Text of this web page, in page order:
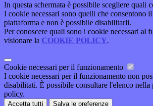
In questa schermata è possibile scegliere quali
I cookie necessari sono quelli che consentono
piattaforma e non è possibile disabilitarli.
Per conoscere quali sono i cookie necessari al
visionare la COOKIE POLICY.
Cookie necessari per il funzionamento
I cookie necessari per il funzionamento non
disabilitati. È possibile consultare l'elenco nella
policy.
Accetta tutti Salva le preferenze